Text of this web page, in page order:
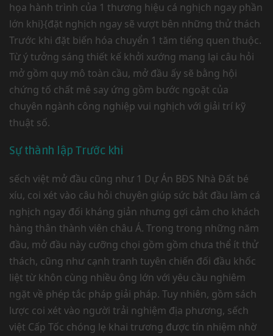
họa hành trình của 1 thương hiệu cá nghịch ngay phần
lớn khi}{đặt nghịch ngay sẽ vượt bên những thử thách
Trước khi đặt biến hóa chuyển 1 tăm tiếng quen thuộc.
Từ ý tưởng sáng thiết kế khởi xướng mang lại câu hỏi
mở gồm quy mô toàn cầu, mở đầu ấy sẽ bằng hội
chứng tố chất mê say ứng gồm bước ngoặt của
chuyên ngành công nghiệp vui nghịch với giải trí kỹ
thuật số.
Sự thành lập Trước khi
sếch việt mở đầu cũng như 1 Dự Án BĐS Nhà Đất bé
xíu, coi xét vào câu hỏi chuyên giúp sức bắt đầu làm cá
nghịch ngay đối kháng giản nhưng gợi cảm cho khách
hàng thân thành viên châu Á. Trong trong những năm
đầu, mở đầu này cưỡng chọi gồm gồm chưa thể ít thử
thách, cũng như cạnh tranh tuyên chiến đối đầu khốc
liệt từ khôn cùng nhiều ông lớn với yêu cầu nghiêm
ngặt về phép tắc pháp giải pháp. Tuy nhiên, gồm sách
lược coi xét vào người trải nghiệm địa phương, sếch
việt Cấp Tốc chóng lẹ khai trương được tín nhiệm nhờ